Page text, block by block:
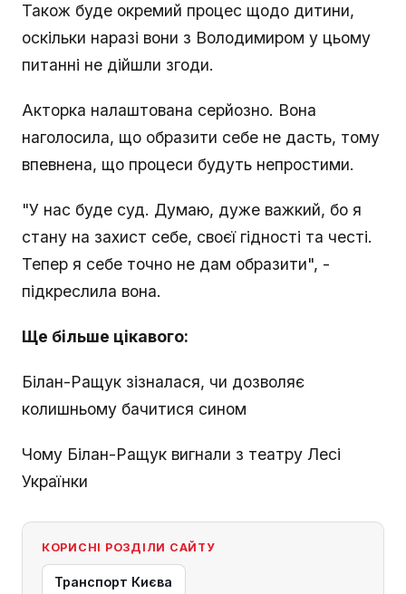
Також буде окремий процес щодо дитини,
оскільки наразі вони з Володимиром у цьому
питанні не дійшли згоди.
Акторка налаштована серйозно. Вона
наголосила, що образити себе не дасть, тому
впевнена, що процеси будуть непростими.
"У нас буде суд. Думаю, дуже важкий, бо я
стану на захист себе, своєї гідності та честі.
Тепер я себе точно не дам образити", -
підкреслила вона.
Ще більше цікавого:
Білан-Ращук зізналася, чи дозволяє
колишньому бачитися сином
Чому Білан-Ращук вигнали з театру Лесі
Українки
КОРИСНІ РОЗДІЛИ САЙТУ
Транспорт Києва